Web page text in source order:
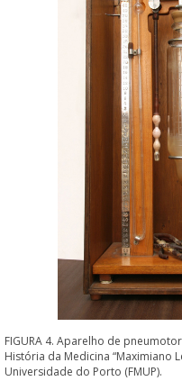
FIGURA 4. Aparelho de
História da Medicina “Maximiano
Universidade do Porto (FMUP).